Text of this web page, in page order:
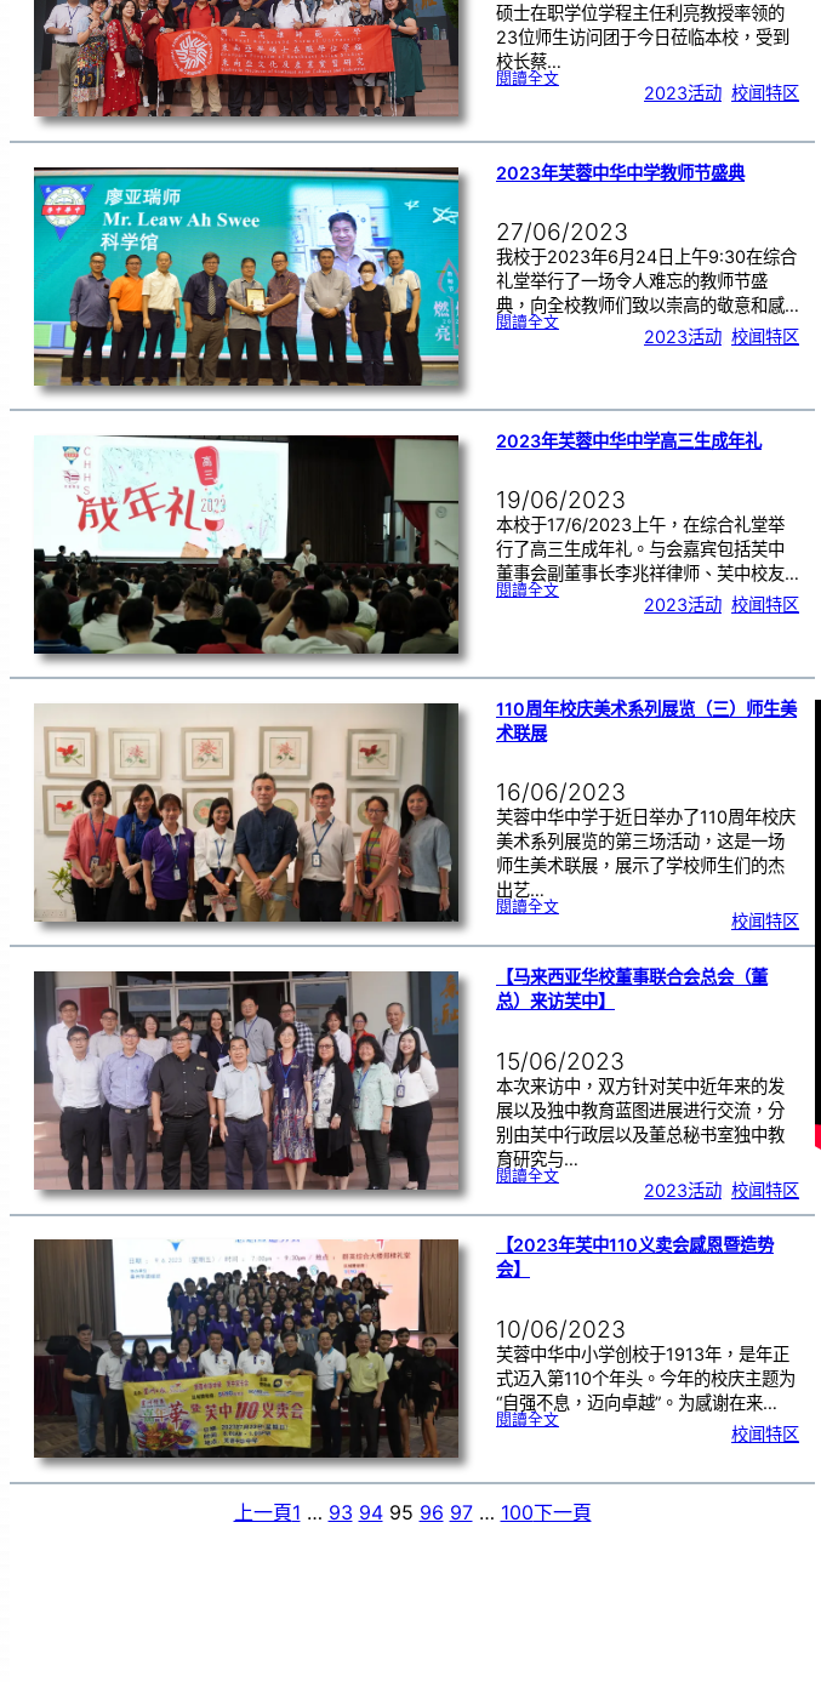
硕士在职学位学程主任利亮教授率领的
23位师生访问团于今日莅临本校，受到
校长蔡…
閱讀全文:台
师
大
学
來
訪
2023活动 校闻特区
2023年芙蓉中华中学教师节盛典
27/06/2023
我校于2023年6月24日上午9:30在综合
礼堂举行了一场令人难忘的教师节盛
典，向全校教师们致以崇高的敬意和感…
閱讀全文:2
中
学
师
节
盛
2023活动 校闻特区
2023年芙蓉中华中学高三生成年礼
19/06/2023
本校于17/6/2023上午，在综合礼堂举
行了高三生成年礼。与会嘉宾包括芙中
董事会副董事长李兆祥律师、芙中校友…
閱讀全文:2
中
学
三
生
成
2023活动 校闻特区
110周年校庆美术系列展览（三）师生美
术联展
16/06/2023
芙蓉中华中学于近日举办了110周年校庆
美术系列展览的第三场活动，这是一场
师生美术联展，展示了学校师生们的杰
出艺…
閱讀全文:1
年
庆
美
术
系
列
展
览
师
生
美
术
联
展
校闻特区
【马来西亚华校董事联合会总会（董
总）来访芙中】
15/06/2023
本次来访中，双方针对芙中近年来的发
展以及独中教育蓝图进展进行交流，分
别由芙中行政层以及董总秘书室独中教
育研究与…
閱讀全文:【
亚
校
董
事
联
总
）
来
访
芙
中
】
2023活动 校闻特区
【2023年芙中110义卖会感恩暨造势
会】
10/06/2023
芙蓉中华中小学创校于1913年，是年正
式迈入第110个年头。今年的校庆主题为
“自强不息，迈向卓越”。为感谢在来…
閱讀全文:【
中
0
义
校闻特区
上一頁1 … 93 94 95 96 97 … 100下一頁